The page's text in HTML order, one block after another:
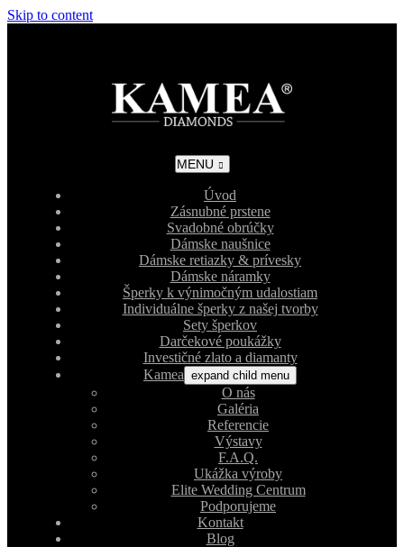
Skip to content
MENU
Úvod
Zásnubné prstene
Svadobné obrúčky
Dámske naušnice
Dámske retiazky & prívesky
Dámske náramky
Šperky k výnimočným udalostiam
Individuálne šperky z našej tvorby
Sety šperkov
Darčekové poukážky
Investičné zlato a diamanty
Kamea expand child menu
O nás
Galéria
Referencie
Výstavy
F.A.Q.
Ukážka výroby
Elite Wedding Centrum
Podporujeme
Kontakt
Blog